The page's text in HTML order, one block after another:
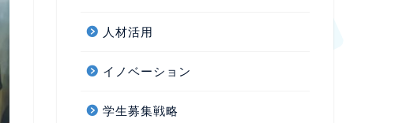
人材活用
イノベーション
学生募集戦略